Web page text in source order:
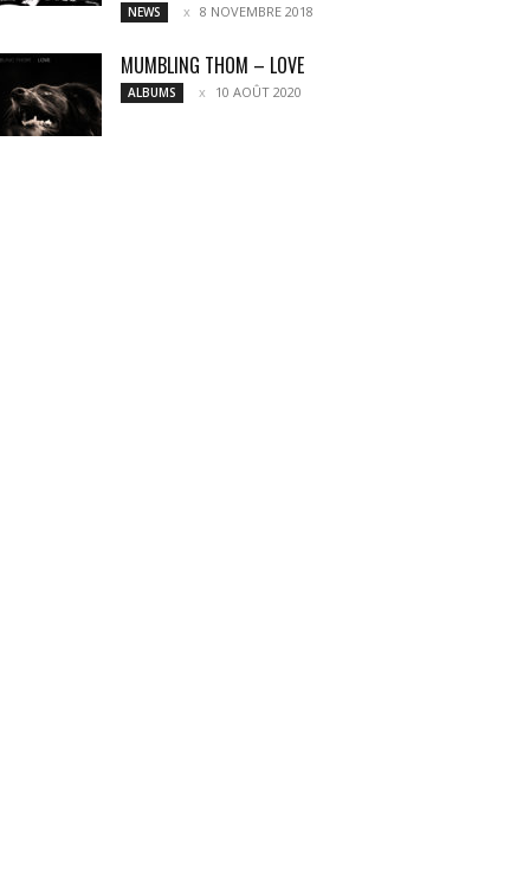
NEWS 8 NOVEMBRE 2018
MUMBLING THOM – LOVE
ALBUMS 10 AOÛT 2020